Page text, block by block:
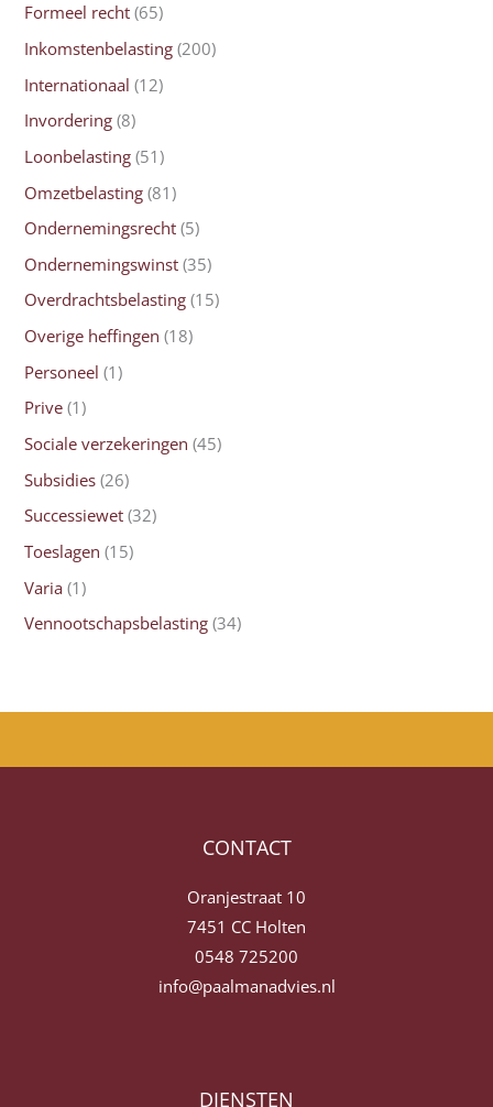
Formeel recht (65)
Inkomstenbelasting (200)
Internationaal (12)
Invordering (8)
Loonbelasting (51)
Omzetbelasting (81)
Ondernemingsrecht (5)
Ondernemingswinst (35)
Overdrachtsbelasting (15)
Overige heffingen (18)
Personeel (1)
Prive (1)
Sociale verzekeringen (45)
Subsidies (26)
Successiewet (32)
Toeslagen (15)
Varia (1)
Vennootschapsbelasting (34)
CONTACT
Oranjestraat 10
7451 CC Holten
0548 725200
info@paalmanadvies.nl
DIENSTEN